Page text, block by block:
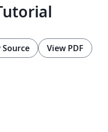
Source View PDF